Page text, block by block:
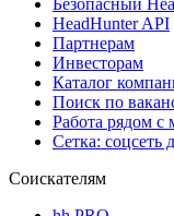
Безопасный
HeadHunter API
Партнерам
Инвесторам
Каталог
Поиск по
Работа рядом с
Сетка: соцсеть
Соискателям